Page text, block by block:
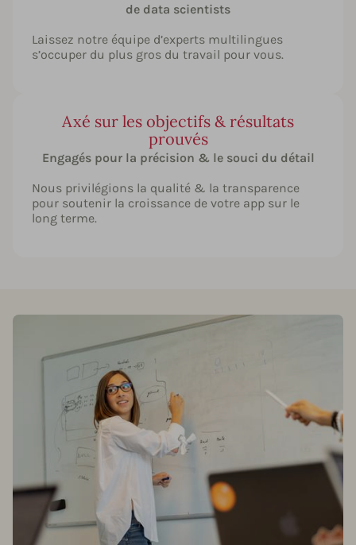
de data scientists
Laissez notre équipe d’experts multilingues
s’occuper du plus gros du travail pour vous.
Axé sur les objectifs & résultats
prouvés
Engagés pour la précision & le souci du détail
Nous privilégions la qualité & la transparence
pour soutenir la croissance de votre app sur le
long terme.